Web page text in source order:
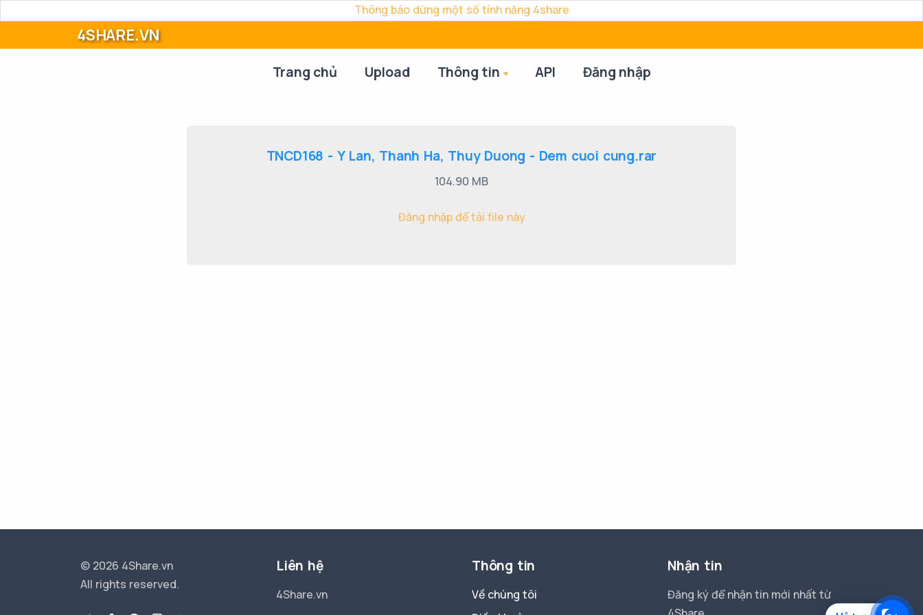
Thông báo dừng một số tính năng 4share
4SHARE.VN
Trang chủ Upload Thông tin API Đăng nhập
TNCD168 - Y Lan, Thanh Ha, Thuy Duong - Dem cuoi cung.rar
104.90 MB
Đăng nhập để tải file này
© 2026 4Share.vn
All rights reserved.
Liên hệ
4Share.vn
Thông tin
Về chúng tôi
Nhận tin
Đăng ký để nhận tin mới nhất từ